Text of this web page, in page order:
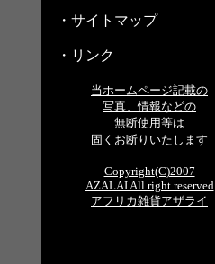
・サイトマップ
・リンク
当ホームページ記載の
写真、情報などの
無断使用等は
固くお断りいたします
Copyright(C)2007
AZALAI All right reserved
アフリカ雑貨アザライ